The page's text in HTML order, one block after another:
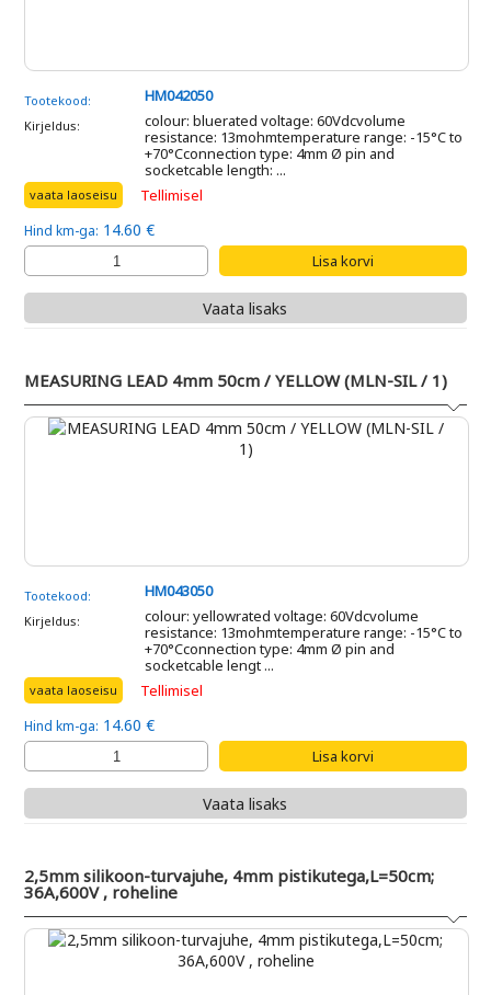
Tootekood: HM042050
Kirjeldus:
colour: bluerated voltage: 60Vdcvolume
resistance: 13mohmtemperature range: -15°C to
+70°Cconnection type: 4mm Ø pin and
socketcable length: ...
vaata laoseisu Tellimisel
Hind km-ga: 14.60 €
Vaata lisaks
MEASURING LEAD 4mm 50cm / YELLOW (MLN-SIL / 1)
Tootekood: HM043050
Kirjeldus:
colour: yellowrated voltage: 60Vdcvolume
resistance: 13mohmtemperature range: -15°C to
+70°Cconnection type: 4mm Ø pin and
socketcable lengt ...
vaata laoseisu Tellimisel
Hind km-ga: 14.60 €
Vaata lisaks
2,5mm silikoon-turvajuhe, 4mm pistikutega,L=50cm;
36A,600V , roheline